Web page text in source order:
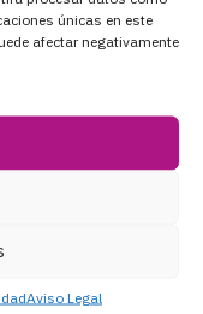
únicas en este
afectar negativamente
Aviso Legal
médicas, pero
vez sean más